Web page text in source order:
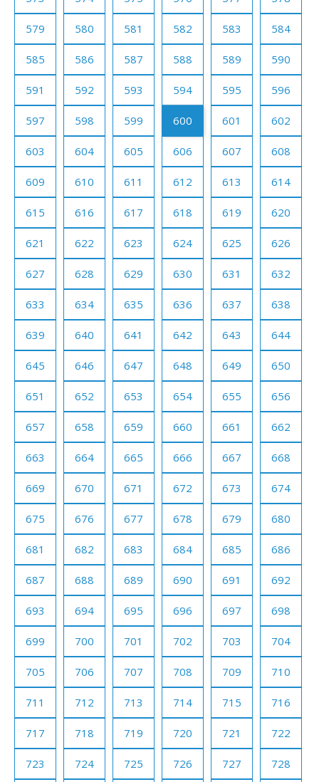
579 580 581 582 583 584
585 586 587 588 589 590
591 592 593 594 595 596
597 598 599 600 601 602
603 604 605 606 607 608
609 610 611 612 613 614
615 616 617 618 619 620
621 622 623 624 625 626
627 628 629 630 631 632
633 634 635 636 637 638
639 640 641 642 643 644
645 646 647 648 649 650
651 652 653 654 655 656
657 658 659 660 661 662
663 664 665 666 667 668
669 670 671 672 673 674
675 676 677 678 679 680
681 682 683 684 685 686
687 688 689 690 691 692
693 694 695 696 697 698
699 700 701 702 703 704
705 706 707 708 709 710
711 712 713 714 715 716
717 718 719 720 721 722
723 724 725 726 727 728